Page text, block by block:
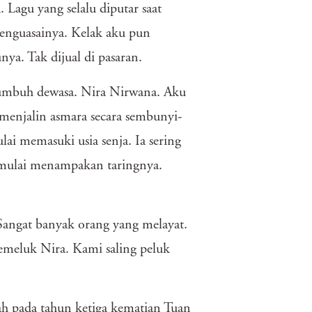
yang selalu diputar saat
Kelak aku pun
Tak dijual di pasaran.
dewasa. Nira Nirwana. Aku
asmara secara sembunyi-
memasuki usia senja. Ia sering
menampakan taringnya.
banyak orang yang melayat.
Nira. Kami saling peluk
pada tahun ketiga kematian Tuan